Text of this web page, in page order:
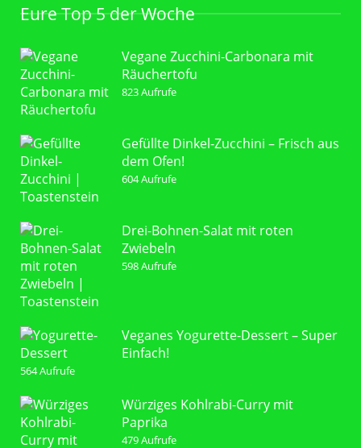
Eure Top 5 der Woche
Vegane Zucchini-Carbonara mit
Räuchertofu
823 Aufrufe
Gefüllte Dinkel-Zucchini – Frisch aus
dem Ofen!
604 Aufrufe
Drei-Bohnen-Salat mit roten
Zwiebeln
598 Aufrufe
Veganes Yogurette-Dessert – Super
Einfach!
564 Aufrufe
Würziges Kohlrabi-Curry mit
Paprika
479 Aufrufe